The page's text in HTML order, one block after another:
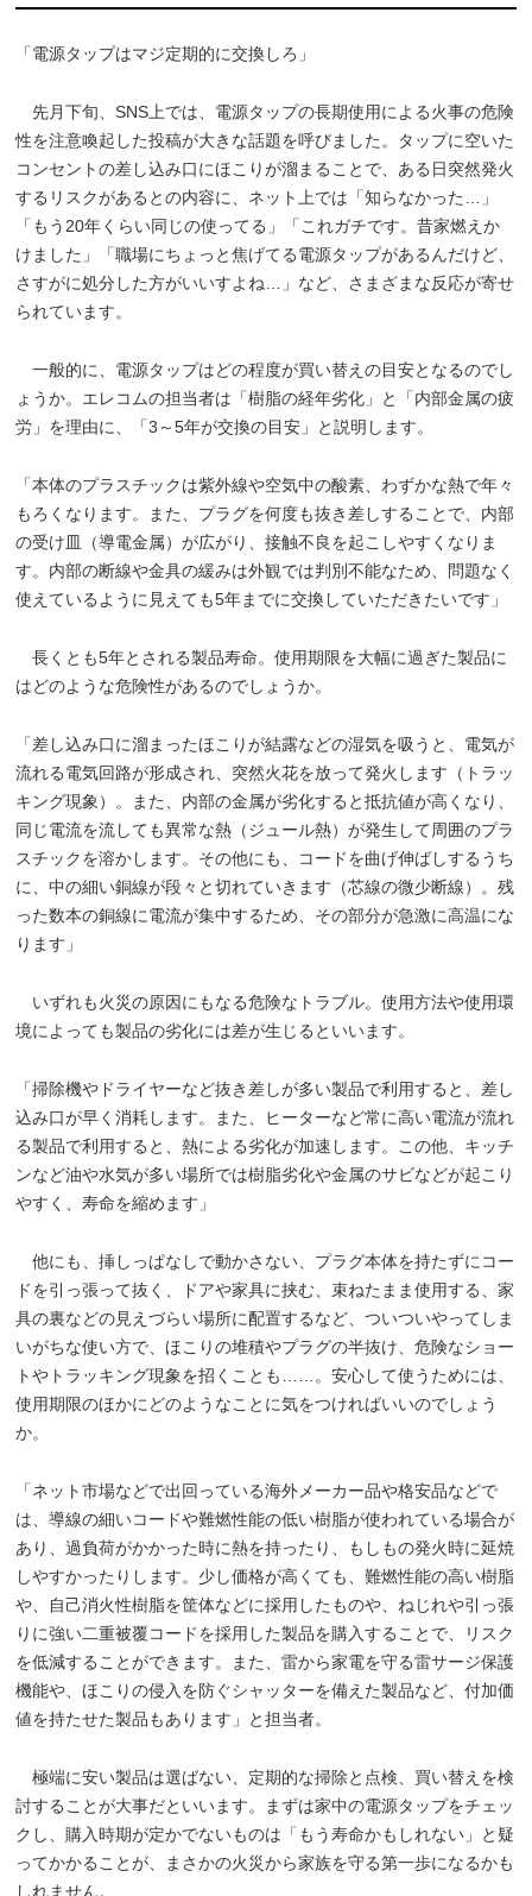
「電源タップはマジ定期的に交換しろ」
先月下旬、SNS上では、電源タップの長期使用による火事の危険
性を注意喚起した投稿が大きな話題を呼びました。タップに空いた
コンセントの差し込み口にほこりが溜まることで、ある日突然発火
するリスクがあるとの内容に、ネット上では「知らなかった…」
「もう20年くらい同じの使ってる」「これガチです。昔家燃えか
けました」「職場にちょっと焦げてる電源タップがあるんだけど、
さすがに処分した方がいいすよね…」など、さまざまな反応が寄せ
られています。
一般的に、電源タップはどの程度が買い替えの目安となるのでし
ょうか。エレコムの担当者は「樹脂の経年劣化」と「内部金属の疲
労」を理由に、「3～5年が交換の目安」と説明します。
「本体のプラスチックは紫外線や空気中の酸素、わずかな熱で年々
もろくなります。また、プラグを何度も抜き差しすることで、内部
の受け皿（導電金属）が広がり、接触不良を起こしやすくなりま
す。内部の断線や金具の緩みは外観では判別不能なため、問題なく
使えているように見えても5年までに交換していただきたいです」
長くとも5年とされる製品寿命。使用期限を大幅に過ぎた製品に
はどのような危険性があるのでしょうか。
「差し込み口に溜まったほこりが結露などの湿気を吸うと、電気が
流れる電気回路が形成され、突然火花を放って発火します（トラッ
キング現象）。また、内部の金属が劣化すると抵抗値が高くなり、
同じ電流を流しても異常な熱（ジュール熱）が発生して周囲のプラ
スチックを溶かします。その他にも、コードを曲げ伸ばしするうち
に、中の細い銅線が段々と切れていきます（芯線の微少断線）。残
った数本の銅線に電流が集中するため、その部分が急激に高温にな
ります」
いずれも火災の原因にもなる危険なトラブル。使用方法や使用環
境によっても製品の劣化には差が生じるといいます。
「掃除機やドライヤーなど抜き差しが多い製品で利用すると、差し
込み口が早く消耗します。また、ヒーターなど常に高い電流が流れ
る製品で利用すると、熱による劣化が加速します。この他、キッチ
ンなど油や水気が多い場所では樹脂劣化や金属のサビなどが起こり
やすく、寿命を縮めます」
他にも、挿しっぱなしで動かさない、プラグ本体を持たずにコー
ドを引っ張って抜く、ドアや家具に挟む、束ねたまま使用する、家
具の裏などの見えづらい場所に配置するなど、ついついやってしま
いがちな使い方で、ほこりの堆積やプラグの半抜け、危険なショー
トやトラッキング現象を招くことも……。安心して使うためには、
使用期限のほかにどのようなことに気をつければいいのでしょう
か。
「ネット市場などで出回っている海外メーカー品や格安品などで
は、導線の細いコードや難燃性能の低い樹脂が使われている場合が
あり、過負荷がかかった時に熱を持ったり、もしもの発火時に延焼
しやすかったりします。少し価格が高くても、難燃性能の高い樹脂
や、自己消火性樹脂を筐体などに採用したものや、ねじれや引っ張
りに強い二重被覆コードを採用した製品を購入することで、リスク
を低減することができます。また、雷から家電を守る雷サージ保護
機能や、ほこりの侵入を防ぐシャッターを備えた製品など、付加価
値を持たせた製品もあります」と担当者。
極端に安い製品は選ばない、定期的な掃除と点検、買い替えを検
討することが大事だといいます。まずは家中の電源タップをチェッ
クし、購入時期が定かでないものは「もう寿命かもしれない」と疑
ってかかることが、まさかの火災から家族を守る第一歩になるかも
しれません。